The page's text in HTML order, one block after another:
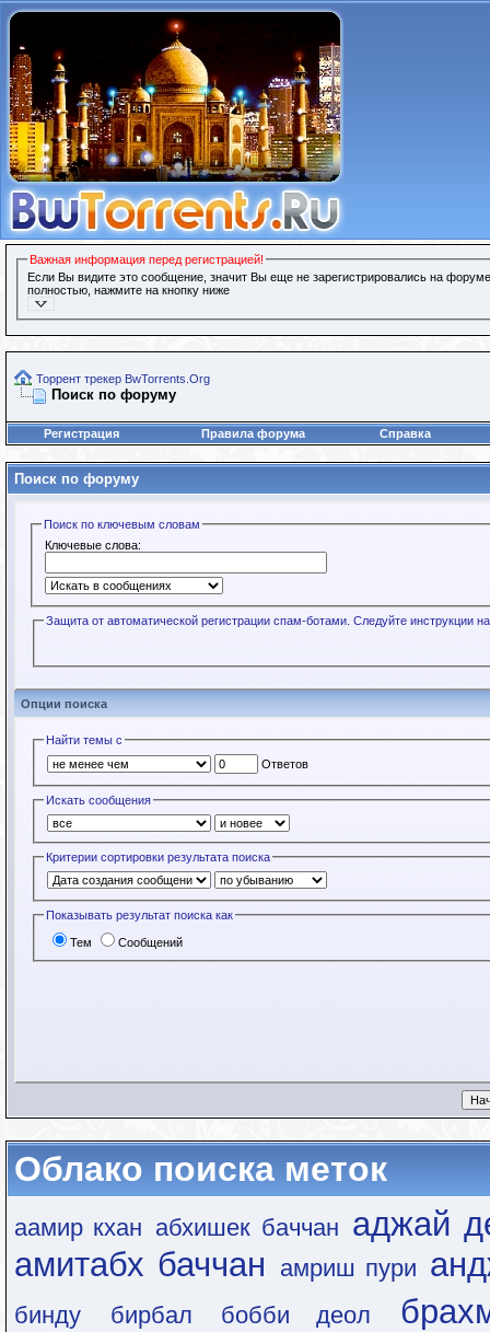
Важная информация перед регистрацией!
Если Вы видите это сообщение, значит Вы еще не зарегистрировались на
полностью, нажмите на кнопку ниже
Торрент трекер BwTorrents.Org
Поиск по форуму
Регистрация Правила форума Справка
Поиск по форуму
Поиск по ключевым словам
Ключевые слова:
Защита от автоматической регистрации спам-ботами. Следуйте инструкции
Опции поиска
Найти темы с
Ответов
Искать сообщения
Критерии сортировки результата поиска
Показывать результат поиска как
Тем Сообщений
Облако поиска меток
аамир кхан абхишек баччан аджай
амитабх баччан
амриш пури
бинду бирбал бобби деол